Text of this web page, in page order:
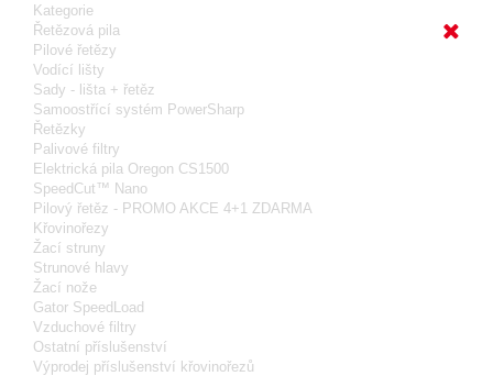
Kategorie
Řetězová pila
Pilové řetězy
Vodící lišty
Sady - lišta + řetěz
Samoostřící systém PowerSharp
Řetězky
Palivové filtry
Elektrická pila Oregon CS1500
SpeedCut™ Nano
Pilový řetěz - PROMO AKCE 4+1 ZDARMA
Křovinořezy
Žací struny
Strunové hlavy
Žací nože
Gator SpeedLoad
Vzduchové filtry
Ostatní příslušenství
Výprodej příslušenství křovinořezů